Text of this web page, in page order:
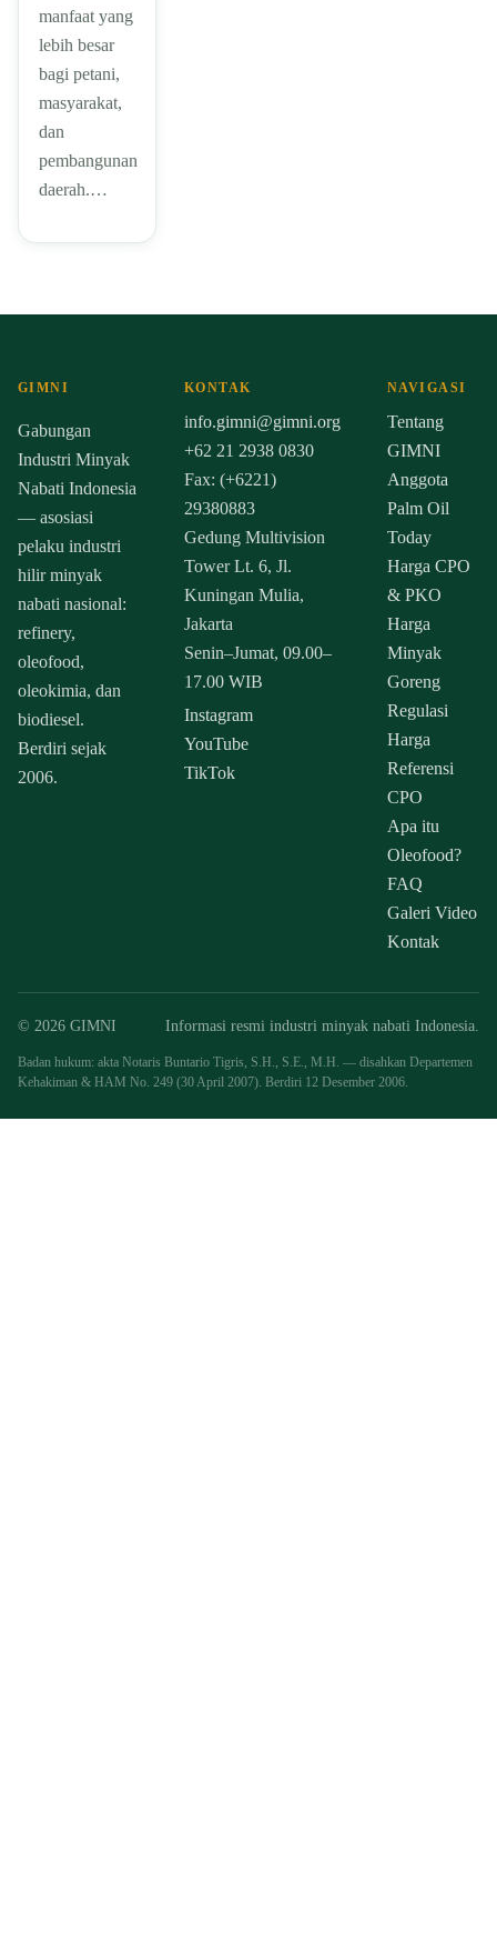
manfaat yang
lebih besar
bagi petani,
masyarakat,
dan
pembangunan
daerah.…
GIMNI
Gabungan
Industri Minyak
Nabati Indonesia
— asosiasi
pelaku industri
hilir minyak
nabati nasional:
refinery,
oleofood,
oleokimia, dan
biodiesel.
Berdiri sejak
2006.
KONTAK
info.gimni@gimni.org
+62 21 2938 0830
Fax: (+6221)
29380883
Gedung Multivision
Tower Lt. 6, Jl.
Kuningan Mulia,
Jakarta
Senin–Jumat, 09.00–
17.00 WIB
Instagram
YouTube
TikTok
NAVIGASI
Tentang
GIMNI
Anggota
Palm Oil
Today
Harga CPO
& PKO
Harga
Minyak
Goreng
Regulasi
Harga
Referensi
CPO
Apa itu
Oleofood?
FAQ
Galeri Video
Kontak
© 2026 GIMNI Informasi resmi industri minyak nabati Indonesia.
Badan hukum: akta Notaris Buntario Tigris, S.H., S.E., M.H. — disahkan Departemen
Kehakiman & HAM No. 249 (30 April 2007). Berdiri 12 Desember 2006.